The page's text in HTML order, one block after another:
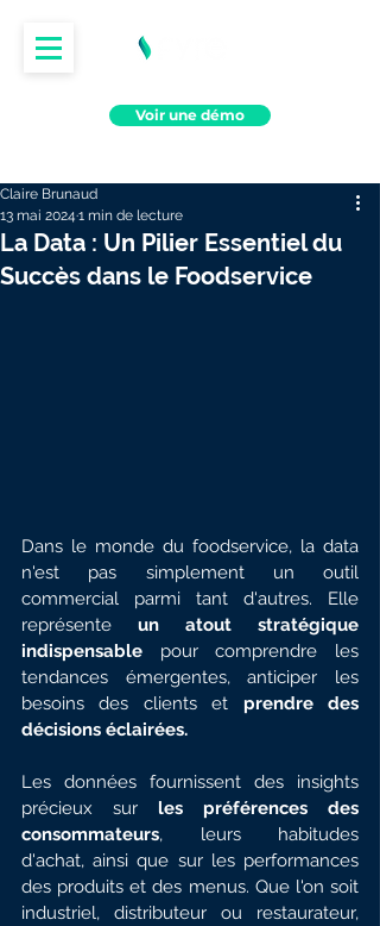
Voir une démo
La Data : Un Pilier Essentiel du
Succès dans le Foodservice
Claire Brunaud
13 mai 2024 1 min de lecture
Dans le monde du foodservice, la data
n'est pas simplement un outil
commercial parmi tant d'autres. Elle
représente un atout stratégique
indispensable pour comprendre les
tendances émergentes, anticiper les
besoins des clients et prendre des
décisions éclairées.
Les données fournissent des insights
précieux sur les préférences des
consommateurs, leurs habitudes
d'achat, ainsi que sur les performances
des produits et des menus. Que l'on soit
industriel, distributeur ou restaurateur,